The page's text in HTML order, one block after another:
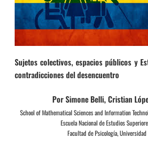
Sujetos colectivos, espacios públicos y
contradicciones del desencuentro
Por Simone Belli, Cristian
School of Mathematical Sciences and Information
Escuela Nacional de Estudios
Facultad de Psicología,